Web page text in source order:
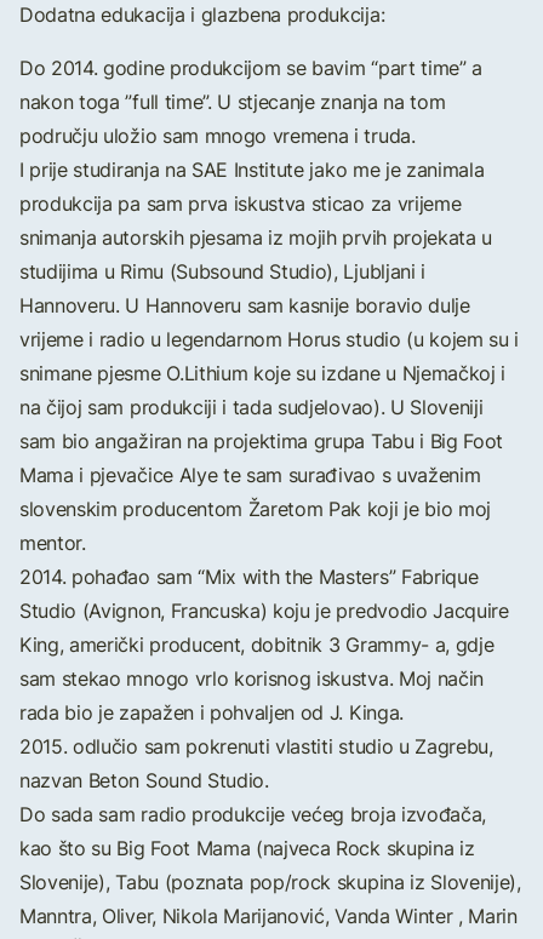
Dodatna edukacija i glazbena produkcija:
Do 2014. godine produkcijom se bavim “part time” a
nakon toga ”full time”. U stjecanje znanja na tom
području uložio sam mnogo vremena i truda.
I prije studiranja na SAE Institute jako me je zanimala
produkcija pa sam prva iskustva sticao za vrijeme
snimanja autorskih pjesama iz mojih prvih projekata u
studijima u Rimu (Subsound Studio), Ljubljani i
Hannoveru. U Hannoveru sam kasnije boravio dulje
vrijeme i radio u legendarnom Horus studio (u kojem su i
snimane pjesme O.Lithium koje su izdane u Njemačkoj i
na čijoj sam produkciji i tada sudjelovao). U Sloveniji
sam bio angažiran na projektima grupa Tabu i Big Foot
Mama i pjevačice Alye te sam surađivao s uvaženim
slovenskim producentom Žaretom Pak koji je bio moj
mentor.
2014. pohađao sam “Mix with the Masters” Fabrique
Studio (Avignon, Francuska) koju je predvodio Jacquire
King, američki producent, dobitnik 3 Grammy- a, gdje
sam stekao mnogo vrlo korisnog iskustva. Moj način
rada bio je zapažen i pohvaljen od J. Kinga.
2015. odlučio sam pokrenuti vlastiti studio u Zagrebu,
nazvan Beton Sound Studio.
Do sada sam radio produkcije većeg broja izvođača,
kao što su Big Foot Mama (najveca Rock skupina iz
Slovenije), Tabu (poznata pop/rock skupina iz Slovenije),
Manntra, Oliver, Nikola Marijanović, Vanda Winter , Marin